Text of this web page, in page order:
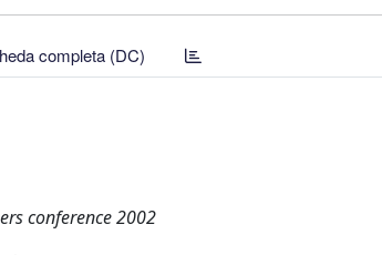
completa (DC)
conference 2002